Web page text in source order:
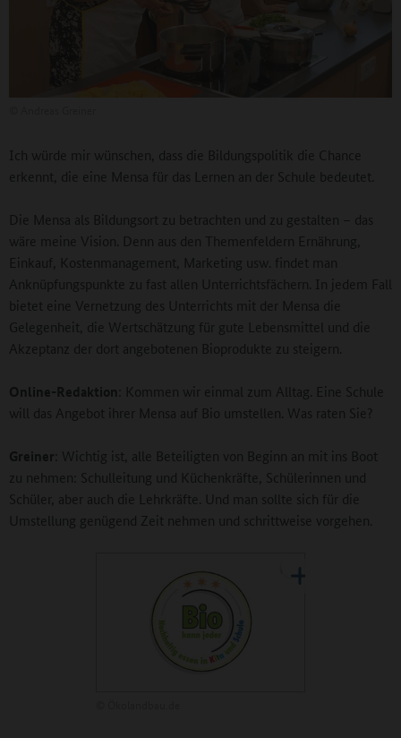
Ich würde mir wünschen, dass die Bildungspolitik die Chance
erkennt, die eine Mensa für das Lernen an der Schule bedeutet.
Die Mensa als Bildungsort zu betrachten und zu gestalten – das
wäre meine Vision. Denn aus den Themenfeldern Ernährung,
Einkauf, Kostenmanagement, Marketing usw. findet man
Anknüpfungspunkte zu fast allen Unterrichtsfächern. In jedem Fall
bietet eine Vernetzung des Unterrichts mit der Mensa die
Gelegenheit, die Wertschätzung für gute Lebensmittel und die
Akzeptanz der dort angebotenen Bioprodukte zu steigern.
Online-Redaktion : Kommen wir einmal zum Alltag. Eine Schule
will das Angebot ihrer Mensa auf Bio umstellen. Was raten Sie?
Greiner : Wichtig ist, alle Beteiligten von Beginn an mit ins Boot
zu nehmen: Schulleitung und Küchenkräfte, Schülerinnen und
Schüler, aber auch die Lehrkräfte. Und man sollte sich für die
Umstellung genügend Zeit nehmen und schrittweise vorgehen.